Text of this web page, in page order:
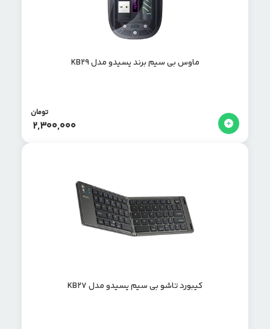
ماوس بی سیم برند یسیدو مدل KB29
2,300,000
تومان
کیبورد تاشو بی سیم یسیدو مدل KB27